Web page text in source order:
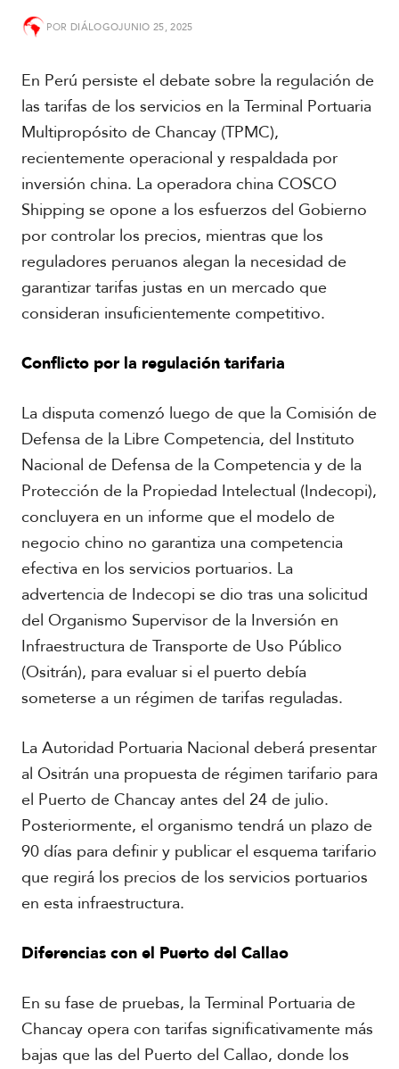
S
a
m
é
r
i
c
a
C
e
t
r
m
i
c
a
a
r
i
b
e
POR DIÁLOGOJUNIO 25, 2025
En Perú persiste el debate sobre la regulación de
las tarifas de los servicios en la Terminal Portuaria
Multipropósito de Chancay (TPMC),
recientemente operacional y respaldada por
inversión china. La operadora china COSCO
Shipping se opone a los esfuerzos del Gobierno
por controlar los precios, mientras que los
reguladores peruanos alegan la necesidad de
garantizar tarifas justas en un mercado que
consideran insuficientemente competitivo.
Conflicto por la regulación tarifaria
La disputa comenzó luego de que la Comisión de
Defensa de la Libre Competencia, del Instituto
Nacional de Defensa de la Competencia y de la
Protección de la Propiedad Intelectual (Indecopi),
concluyera en un informe que el modelo de
negocio chino no garantiza una competencia
efectiva en los servicios portuarios. La
advertencia de Indecopi se dio tras una solicitud
del Organismo Supervisor de la Inversión en
Infraestructura de Transporte de Uso Público
(Ositrán), para evaluar si el puerto debía
someterse a un régimen de tarifas reguladas.
La Autoridad Portuaria Nacional deberá presentar
al Ositrán una propuesta de régimen tarifario para
el Puerto de Chancay antes del 24 de julio.
Posteriormente, el organismo tendrá un plazo de
90 días para definir y publicar el esquema tarifario
que regirá los precios de los servicios portuarios
en esta infraestructura.
Diferencias con el Puerto del Callao
En su fase de pruebas, la Terminal Portuaria de
Chancay opera con tarifas significativamente más
bajas que las del Puerto del Callao, donde los